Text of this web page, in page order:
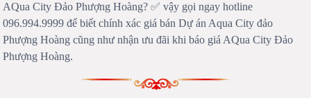
AQua City Đảo Phượng Hoàng? ✅ vậy gọi ngay hotline
096.994.9999 để biết chính xác giá bán Dự án Aqua City đảo
Phượng Hoàng cũng như nhận ưu đãi khi báo giá AQua City Đảo
Phượng Hoàng.